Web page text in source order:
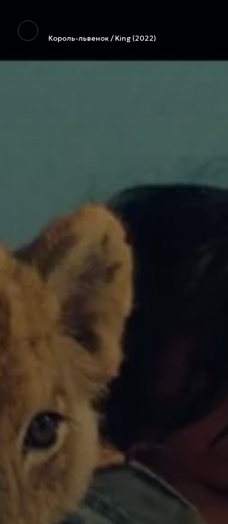
Король-львенок / King (2022)